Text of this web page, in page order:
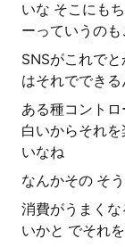
いな そこにも
ーっていうの
SNSがこれで
はそれででき
ある種コント
白いからそれ
いなね
なんかその そ
消費がうまく
いかと でそれ